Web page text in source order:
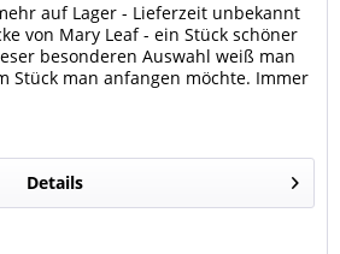
auf Lager - Lieferzeit unbekannt
von Mary Leaf - ein Stück schöner
besonderen Auswahl weiß man
Stück man anfangen möchte. Immer
Details